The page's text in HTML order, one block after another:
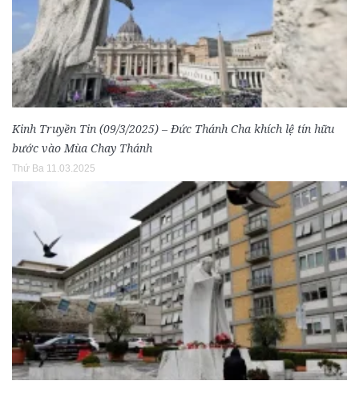
Kinh Truyền Tin (09/3/2025) – Đức Thánh Cha khích lệ tín hữu
bước vào Mùa Chay Thánh
Thứ Ba 11.03.2025